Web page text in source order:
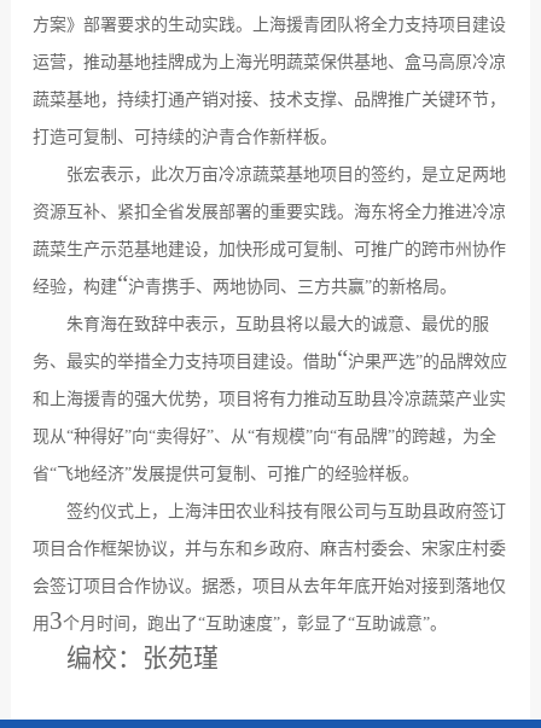
方案》部署要求的生动实践。上海援青团队将全力支持项目建设
运营，推动基地挂牌成为上海光明蔬菜保供基地、盒马高原冷凉
蔬菜基地，持续打通产销对接、技术支撑、品牌推广关键环节，
打造可复制、可持续的沪青合作新样板。
张宏表示，此次万亩冷凉蔬菜基地项目的签约，是立足两地
资源互补、紧扣全省发展部署的重要实践。海东将全力推进冷凉
蔬菜生产示范基地建设，加快形成可复制、可推广的跨市州协作
经验，构建“沪青携手、两地协同、三方共赢”的新格局。
朱育海在致辞中表示，互助县将以最大的诚意、最优的服
务、最实的举措全力支持项目建设。借助“沪果严选”的品牌效应
和上海援青的强大优势，项目将有力推动互助县冷凉蔬菜产业实
现从“种得好”向“卖得好”、从“有规模”向“有品牌”的跨越，为全
省“飞地经济”发展提供可复制、可推广的经验样板。
签约仪式上，上海沣田农业科技有限公司与互助县政府签订
项目合作框架协议，并与东和乡政府、麻吉村委会、宋家庄村委
会签订项目合作协议。据悉，项目从去年年底开始对接到落地仅
用 3个月时间，跑出了“互助速度”，彰显了“互助诚意”。
编校： 张苑瑾